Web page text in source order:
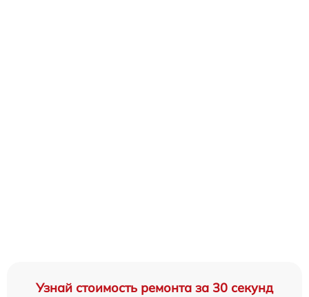
Узнай стоимость ремонта за 30 секунд